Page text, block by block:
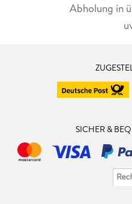
Abholung in
SICHER &